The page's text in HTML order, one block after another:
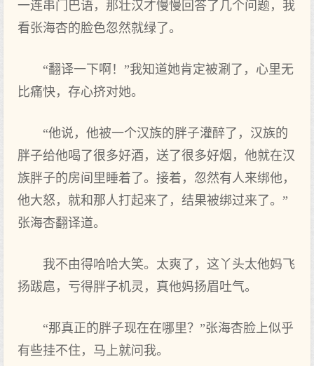
一连串门巴语，那壮汉才慢慢回答了几个问题，我
看张海杏的脸色忽然就绿了。
“翻译一下啊！”我知道她肯定被涮了，心里无
比痛快，存心挤对她。
“他说，他被一个汉族的胖子灌醉了，汉族的
胖子给他喝了很多好酒，送了很多好烟，他就在汉
族胖子的房间里睡着了。接着，忽然有人来绑他，
他大怒，就和那人打起来了，结果被绑过来了。”
张海杏翻译道。
我不由得哈哈大笑。太爽了，这丫头太他妈飞
扬跋扈，亏得胖子机灵，真他妈扬眉吐气。
“那真正的胖子现在在哪里？”张海杏脸上似乎
有些挂不住，马上就问我。